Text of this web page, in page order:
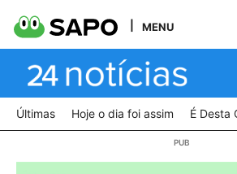
MENU
Últimas Hoje o dia foi assim É Desta